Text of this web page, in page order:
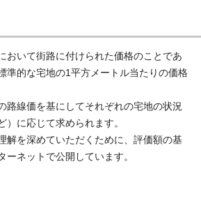
いて街路に付けられた価格のことであ
準的な宅地の1平方メートル当たりの価格
線価を基にしてそれぞれの宅地の状況
）に応じて求められます。
解を深めていただくために、評価額の基
ーネットで公開しています。